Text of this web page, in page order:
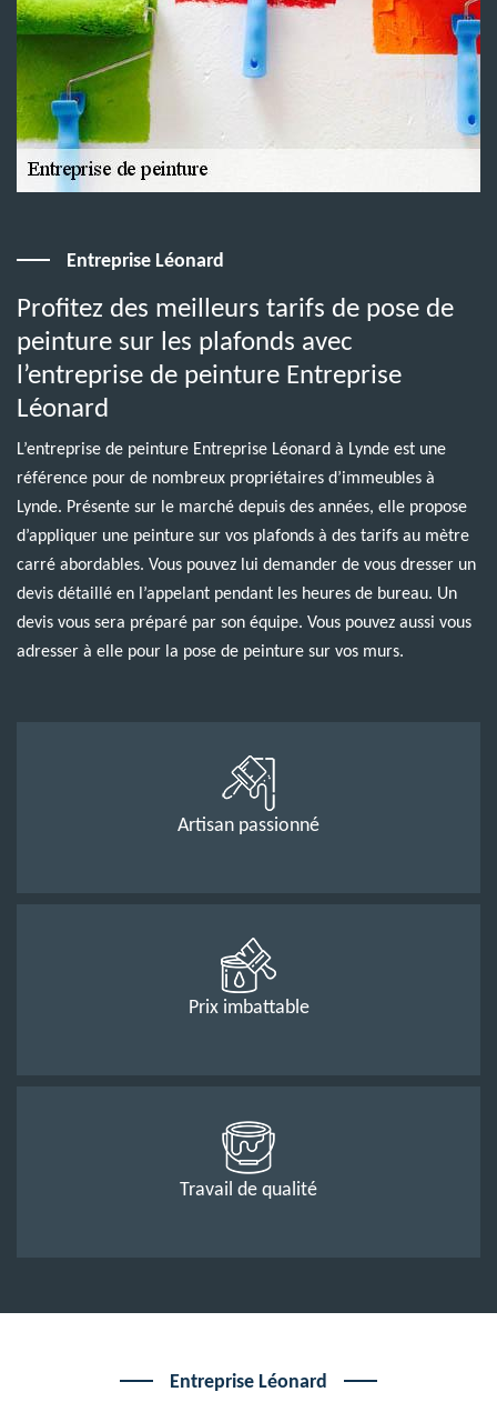
Entreprise Léonard
Profitez des meilleurs tarifs de pose de
peinture sur les plafonds avec
l’entreprise de peinture Entreprise
Léonard
L’entreprise de peinture Entreprise Léonard à Lynde est une
référence pour de nombreux propriétaires d’immeubles à
Lynde. Présente sur le marché depuis des années, elle propose
d’appliquer une peinture sur vos plafonds à des tarifs au mètre
carré abordables. Vous pouvez lui demander de vous dresser un
devis détaillé en l’appelant pendant les heures de bureau. Un
devis vous sera préparé par son équipe. Vous pouvez aussi vous
adresser à elle pour la pose de peinture sur vos murs.
Artisan passionné
Prix imbattable
Travail de qualité
Entreprise Léonard